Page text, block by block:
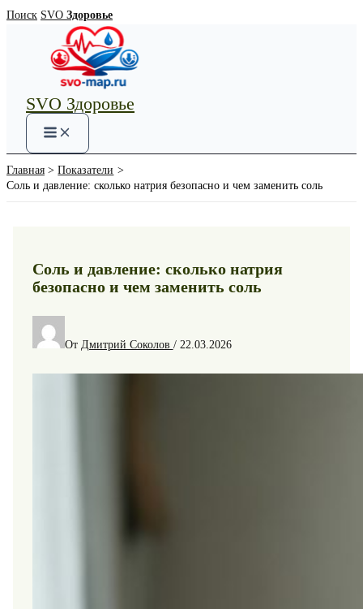
Перейти
содержимому
Поиск SVO Здоровье
SVO Здоровье
Main
Menu
Главная
Показатели
Соль и давление: сколько натрия безопасно и чем заменить соль
Соль и давление: сколько натрия
безопасно и чем заменить соль
От Дмитрий Соколов / 22.03.2026